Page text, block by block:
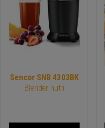
Sencor SNB 4303BK
Blender nutri